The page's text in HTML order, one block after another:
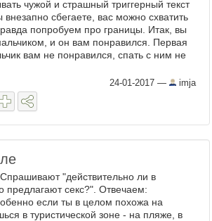
чужой и страшный триггерный текст
внезапно сбегаете, вас можно схватить
попробуем про границы. Итак, вы
и он вам понравился. Первая
вам не понравился, спать с ним не
24-01-2017 — imja
"действительно ли в
предлагают секс?". Отвечаем:
если ты в целом похожа на
в туристической зоне - на пляже, в